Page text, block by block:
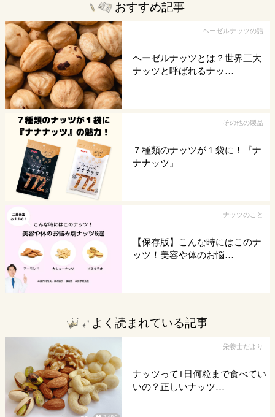
おすすめ記事
ヘーゼルナッツの話
ヘーゼルナッツとは？世界三大
ナッツと呼ばれるナッ…
その他の製品
７種類のナッツが１袋に！『ナ
ナナッツ』
ナッツのこと
【保存版】こんな時にはこのナ
ッツ！美容や体のお悩…
よく読まれている記事
栄養士だより
ナッツって1日何粒まで食べてい
いの？正しいナッツ…